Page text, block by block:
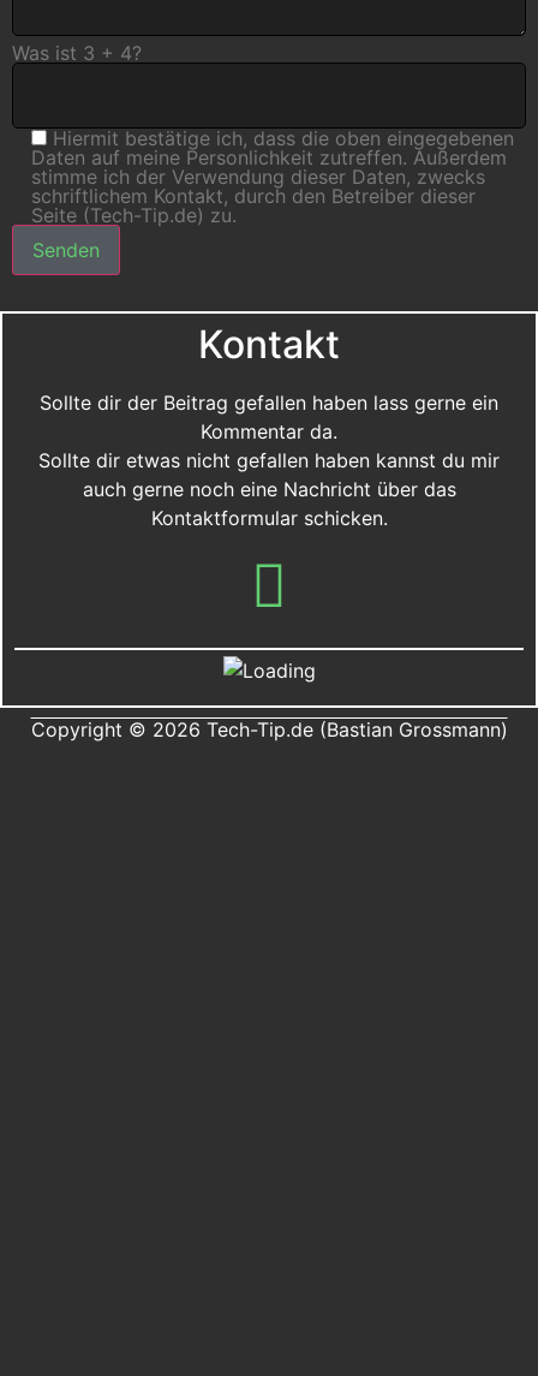
Was ist 3 + 4?
Hiermit bestätige ich, dass die oben eingegebenen
Daten auf meine Personlichkeit zutreffen. Außerdem
stimme ich der Verwendung dieser Daten, zwecks
schriftlichem Kontakt, durch den Betreiber dieser
Seite (Tech-Tip.de) zu.
Kontakt
Sollte dir der Beitrag gefallen haben lass gerne ein
Kommentar da.
Sollte dir etwas nicht gefallen haben kannst du mir
auch gerne noch eine Nachricht über das
Kontaktformular schicken.
Copyright © 2026 Tech-Tip.de (Bastian Grossmann)